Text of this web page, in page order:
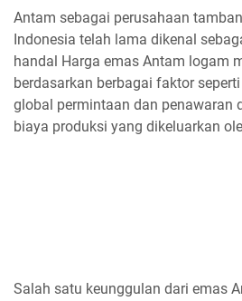
Antam sebagai perusahaan
Indonesia telah lama dikenal
handal Harga emas Antam logam
berdasarkan berbagai faktor
global permintaan dan penawaran
biaya produksi yang dikeluarkan
Salah satu keunggulan dari emas